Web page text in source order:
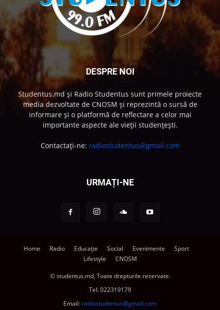
DESPRE NOI
Studentus.md și Radio Studentus sunt primele proiecte
media dezvoltate de CNOSM și reprezintă o sursă de
informare și o platformă de reflectare a celor mai
importante aspecte ale vieții studențești.
Contactați-ne: radiostudentus@gmail.com
URMAȚI-NE
Home Radio Educație Social Evenimente
Sport
Lifestyle
CNOSM
© studentus.md, Toate drepturile rezervate.
Tel:022319179
Email: radiostudentus@gmail.com